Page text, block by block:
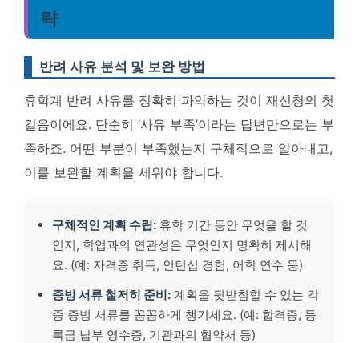
략
반려 사유 분석 및 보완 방법
휴학계 반려 사유를 정확히 파악하는 것이 재신청의 첫
걸음이에요. 단순히 ‘사유 부족’이라는 답변만으로는 부
족하죠. 어떤 부분이 부족했는지 구체적으로 알아내고,
이를 보완할 계획을 세워야 합니다.
구체적인 계획 수립: 휴학 기간 동안 무엇을 할 것
인지, 학업과의 연관성은 무엇인지 명확히 제시해
요. (예: 자격증 취득, 인턴십 경험, 어학 연수 등)
증빙 서류 철저히 준비: 계획을 뒷받침할 수 있는 각
종 증빙 서류를 꼼꼼하게 챙기세요. (예: 합격증, 등
록금 납부 영수증, 기관과의 협약서 등)